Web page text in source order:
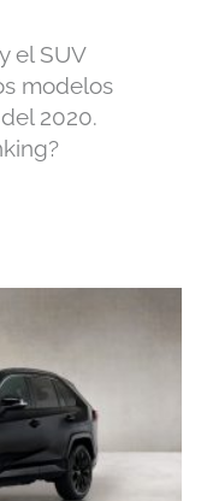
el SUV
modelos
2020.